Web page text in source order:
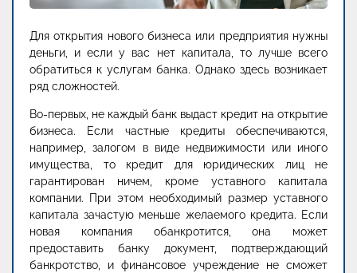
Для открытия нового бизнеса или предприятия нужны
деньги, и если у вас нет капитала, то лучше всего
обратиться к услугам банка. Однако здесь возникает
ряд сложностей.
Во-первых, не каждый банк выдаст кредит на открытие
бизнеса. Если частные кредиты обеспечиваются,
например, залогом в виде недвижимости или иного
имущества, то кредит для юридических лиц не
гарантирован ничем, кроме уставного капитала
компании. При этом необходимый размер уставного
капитала зачастую меньше желаемого кредита. Если
новая компания обанкротится, она может
предоставить банку документ, подтверждающий
банкротство, и финансовое учреждение не сможет